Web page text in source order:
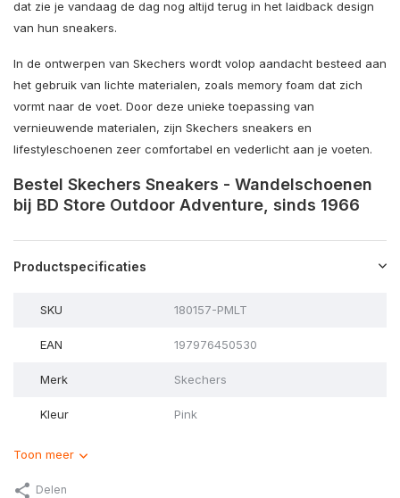
dat zie je vandaag de dag nog altijd terug in het laidback design
van hun sneakers.
In de ontwerpen van Skechers wordt volop aandacht besteed aan
het gebruik van lichte materialen, zoals memory foam dat zich
vormt naar de voet. Door deze unieke toepassing van
vernieuwende materialen, zijn Skechers sneakers en
lifestyleschoenen zeer comfortabel en vederlicht aan je voeten.
Bestel Skechers Sneakers - Wandelschoenen
bij BD Store Outdoor Adventure, sinds 1966
Productspecificaties
SKU 180157-PMLT
EAN 197976450530
Merk Skechers
Kleur Pink
Toon meer
Delen